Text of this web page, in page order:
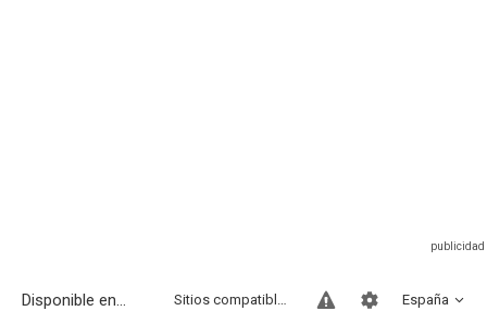
Disponible en... España
Sitios compatibles